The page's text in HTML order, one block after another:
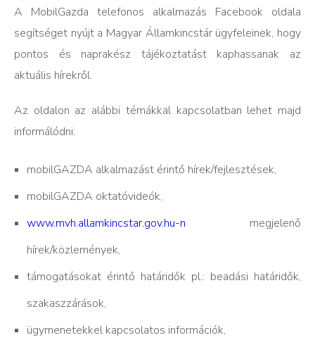
A MobilGazda telefonos alkalmazás Facebook oldala
segítséget nyújt a Magyar Államkincstár ügyfeleinek, hogy
pontos és naprakész tájékoztatást kaphassanak az
aktuális hírekről.
Az oldalon az alábbi témákkal kapcsolatban lehet majd
informálódni:
mobilGAZDA alkalmazást érintő hírek/fejlesztések,
mobilGAZDA oktatóvideók,
www.mvh.allamkincstar.gov.hu-n megjelenő
hírek/közlemények,
támogatásokat érintő határidők pl.: beadási határidők,
szakaszzárások,
ügymenetekkel kapcsolatos információk,